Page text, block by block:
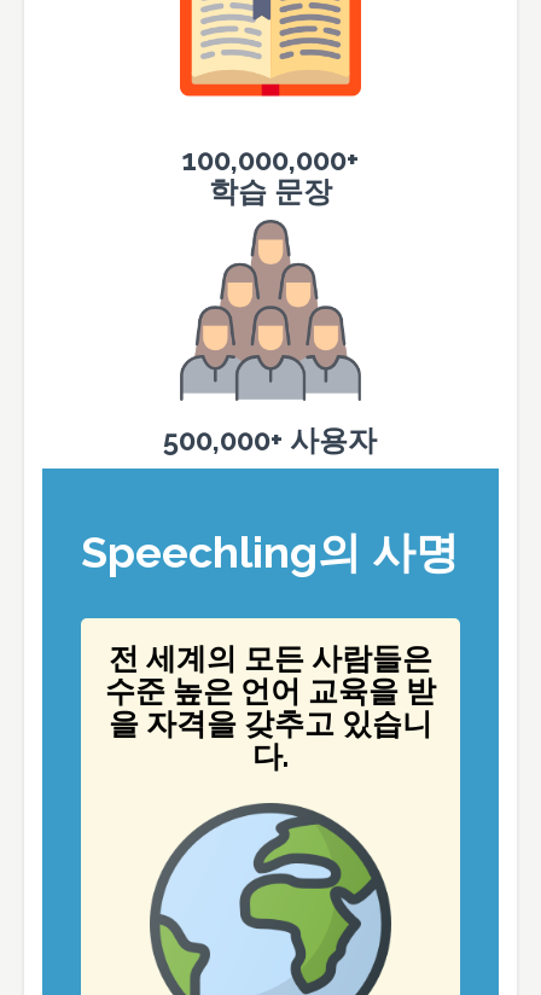
100,000,000+
학습 문장
500,000+ 사용자
Speechling의 사명
전 세계의 모든 사람들은
수준 높은 언어 교육을 받
을 자격을 갖추고 있습니
다.